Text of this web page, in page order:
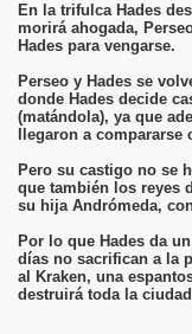
En la trifulca Hades
morirá ahogada,
Hades para vengarse.
Perseo y Hades se
donde Hades decide
(matándola), ya que
llegaron a
Pero su castigo no se
que también los reyes
su hija Andrómeda,
Por lo que Hades da
días no sacrifican a la
al Kraken, una
destruirá toda la